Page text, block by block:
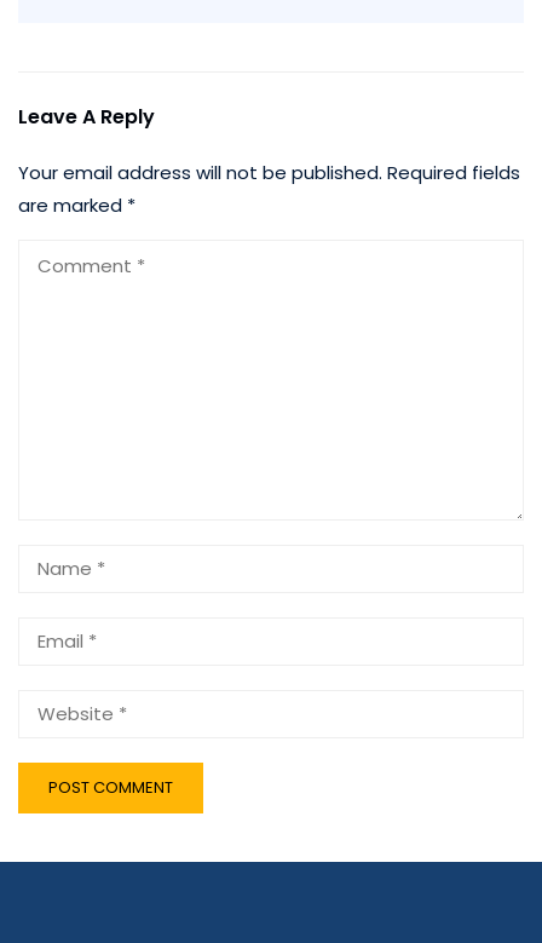
Leave A Reply
Your email address will not be published. Required fields
are marked *